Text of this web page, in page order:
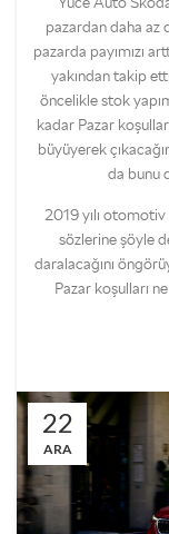
pazardan daha az
pazarda payımızı
yakından takip
öncelikle stok
kadar Pazar
büyüyerek
da bunu
2019 yılı
sözlerine şöyle
daralacağını
Pazar koşulları
22
ARA